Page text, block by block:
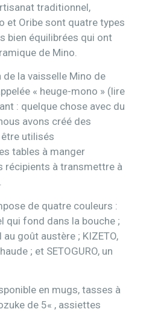
traditionnel,
et Oribe sont quatre types
bien équilibrées qui ont
de Mino.
la vaisselle Mino de
« heuge-mono » (lire
: quelque chose avec du
avons créé des
utilisés
tables à manger
récipients à transmettre à
de quatre couleurs :
qui fond dans la bouche ;
au goût austère ; KIZETO,
; et SETOGURO, un
en mugs, tasses à
de 5« , assiettes